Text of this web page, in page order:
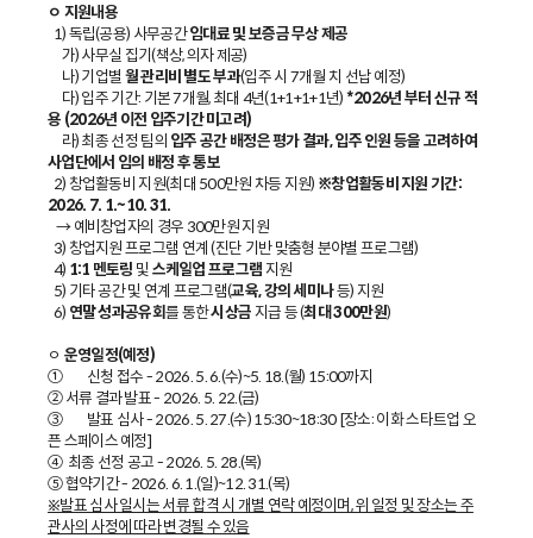
ㅇ 지원내용
1) 독립(공용) 사무공간임대료 및 보증금 무상 제공
가) 사무실 집기(책상, 의자 제공)
나) 기업별 월 관리비 별도 부과(입주 시 7개월 치 선납 예정)
다) 입주 기간: 기본 7개월, 최대 4년(1+1+1+1년)*2026년 부터 신규 적
용 (2026년 이전 입주기간 미고려)
라) 최종 선정 팀의 입주 공간 배정은 평가 결과, 입주 인원 등을 고려하여
사업단에서 임의 배정 후 통보
2) 창업활동비 지원(최대 500만원 차등 지원) ※창업활동비 지원 기간:
2026. 7. 1.~10. 31.
→ 예비창업자의 경우 300만원 지원
3) 창업지원 프로그램 연계 (진단 기반 맞춤형 분야별 프로그램)
4) 1:1 멘토링 및스케일업 프로그램지원
5) 기타 공간 및 연계 프로그램(교육, 강의 세미나등) 지원
6) 연말 성과공유회를 통한시상금지급 등 (최대 300만원)
ㅇ 운영일정(예정)
① 신청 접수 - 2026. 5. 6.(수)~5. 18.(월) 15:00까지
② 서류 결과 발표 - 2026. 5. 22.(금)
③ 발표 심사 - 2026. 5. 27.(수) 15:30~18:30 [장소: 이화 스타트업 오
픈 스페이스 예정]
④ 최종 선정 공고 - 2026. 5. 28.(목)
⑤ 협약기간 - 2026. 6. 1.(일)~12. 31.(목)
※발표 심사 일시는 서류 합격 시 개별 연락 예정이며, 위 일정 및 장소는 주
관사의 사정에 따라 변경될 수 있음